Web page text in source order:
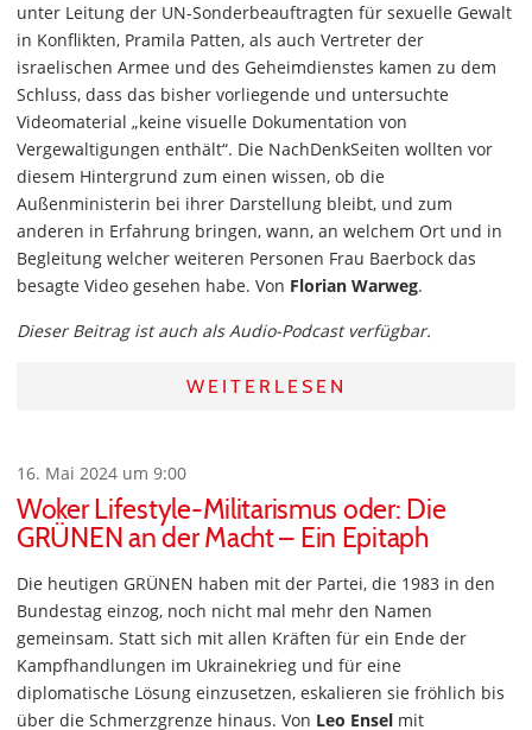
unter Leitung der UN-Sonderbeauftragten für sexuelle Gewalt
in Konflikten, Pramila Patten, als auch Vertreter der
israelischen Armee und des Geheimdienstes kamen zu dem
Schluss, dass das bisher vorliegende und untersuchte
Videomaterial „keine visuelle Dokumentation von
Vergewaltigungen enthält“. Die NachDenkSeiten wollten vor
diesem Hintergrund zum einen wissen, ob die
Außenministerin bei ihrer Darstellung bleibt, und zum
anderen in Erfahrung bringen, wann, an welchem Ort und in
Begleitung welcher weiteren Personen Frau Baerbock das
besagte Video gesehen habe. Von Florian Warweg.
Dieser Beitrag ist auch als Audio-Podcast verfügbar.
WEITERLESEN
16. Mai 2024 um 9:00
Woker Lifestyle-Militarismus oder: Die
GRÜNEN an der Macht – Ein Epitaph
Die heutigen GRÜNEN haben mit der Partei, die 1983 in den
Bundestag einzog, noch nicht mal mehr den Namen
gemeinsam. Statt sich mit allen Kräften für ein Ende der
Kampfhandlungen im Ukrainekrieg und für eine
diplomatische Lösung einzusetzen, eskalieren sie fröhlich bis
über die Schmerzgrenze hinaus. Von Leo Ensel mit